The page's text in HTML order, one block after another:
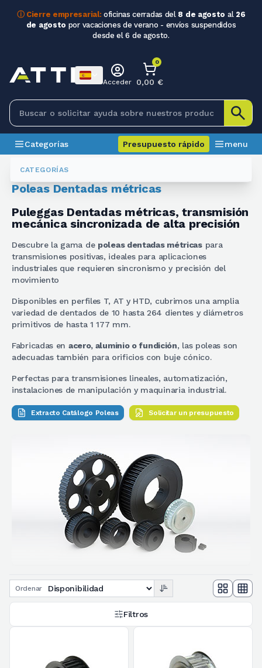
ⓘ Cierre empresarial: oficinas cerradas del 8 de agosto al 26
de agosto por vacaciones de verano - envíos suspendidos
desde el 6 de agosto.
CATEGORÍAS
Acceder
0
0,00 €
Categorías Presupuesto rápido menu
Poleas Y Barras Dentadas
Poleas Dentadas métricas
Puleggas Dentadas métricas, transmisión
mecánica sincronizada de alta precisión
Descubre la gama de poleas dentadas métricaspara
transmisiones positivas, ideales para aplicaciones
industriales que requieren sincronismo y precisión del
movimiento
Disponibles en perfiles T, AT y HTD, cubrimos una amplia
variedad de dentados de 10 hasta 264 dientes y diámetros
primitivos de hasta 1 177 mm.
Fabricadas en acero, aluminio o fundición, las poleas son
adecuadas también para orificios con buje cónico.
Perfectas para transmisiones lineales, automatización,
instalaciones de manipulación y maquinaria industrial.
Extracto Catálogo Poleas Solicitar un presupuesto
Ordenar
Filtros